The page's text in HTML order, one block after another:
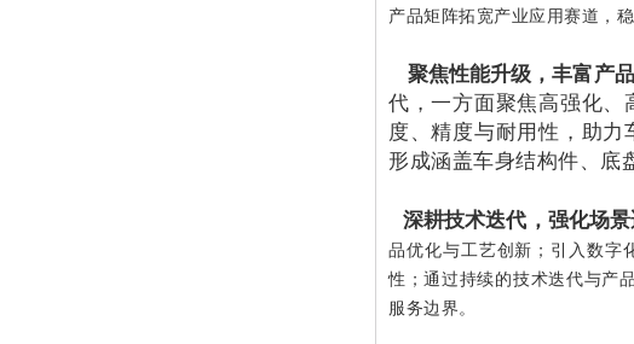
产品矩阵拓宽产业应用赛道，
聚焦性能升级，丰富产
代，一方面聚焦高强化、
度、精度与耐用性，助力
形成涵盖车身结构件、底
深耕技术迭代，强化场
品优化与工艺创新；引入数字
性；通过持续的技术迭代与产
服务边界。